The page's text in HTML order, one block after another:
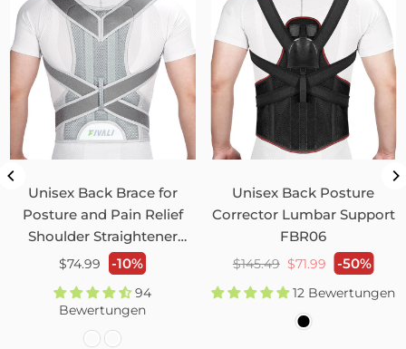
Unisex Back Brace for
Posture and Pain Relief
Shoulder Straightener
FBR03
Normaler
$74.99 -10%
94
Bewertungen
Unisex Back Posture
Corrector Lumbar Support
FBR06
Normaler
$145.49 $71.99 -50%
12 Bewertungen